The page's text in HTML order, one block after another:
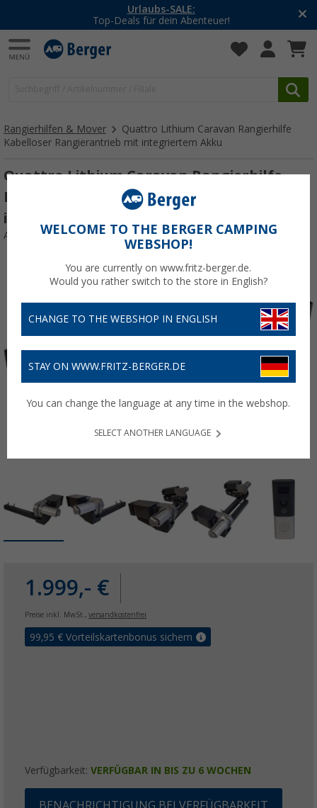
-20% auf Kleidung und Schuhe
Mit dem Aktionscode20SSV
Rangierhilfen & Mover
Quattro Lithium Caravan Rangierhilfe
Kabelloser Rangierantrieb mit integriertem Akku
Quattro Lithium Caravan Rangierhilfe
Kabelloser Rangierantrieb mit
integriertem Akku
Art.-Nr.: 188162
1.999,- €
Preise inkl. MwSt., versandkostenfrei
99,95 € Vorteilskartenbonus sichern
Verfügbarkeit: VERFÜGBAR IN BIS ZU 6 WOCHEN
WELCOME TO THE BERGER CAMPING
WEBSHOP!
You are currently on www.fritz-berger.de.
Would you rather switch to the store in English?
CHANGE TO THE WEBSHOP IN ENGLISH
STAY ON WWW.FRITZ-BERGER.DE
You can change the language at any time in the webshop.
SELECT ANOTHER LANGUAGE